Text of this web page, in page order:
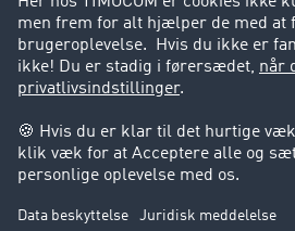
Support
Support
Juridiske forhold
Kolofon
Brugerbetingelser